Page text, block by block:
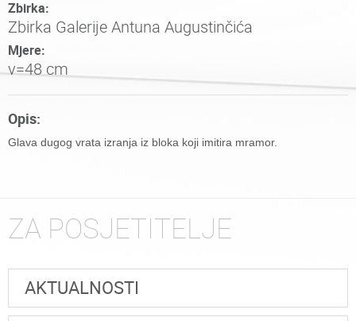
Zbirka:
Zbirka Galerije Antuna Augustinčića
Mjere:
v=48 cm
Opis:
Glava dugog vrata izranja iz bloka koji imitira mramor.
ZA POSJETITELJE
AKTUALNOSTI